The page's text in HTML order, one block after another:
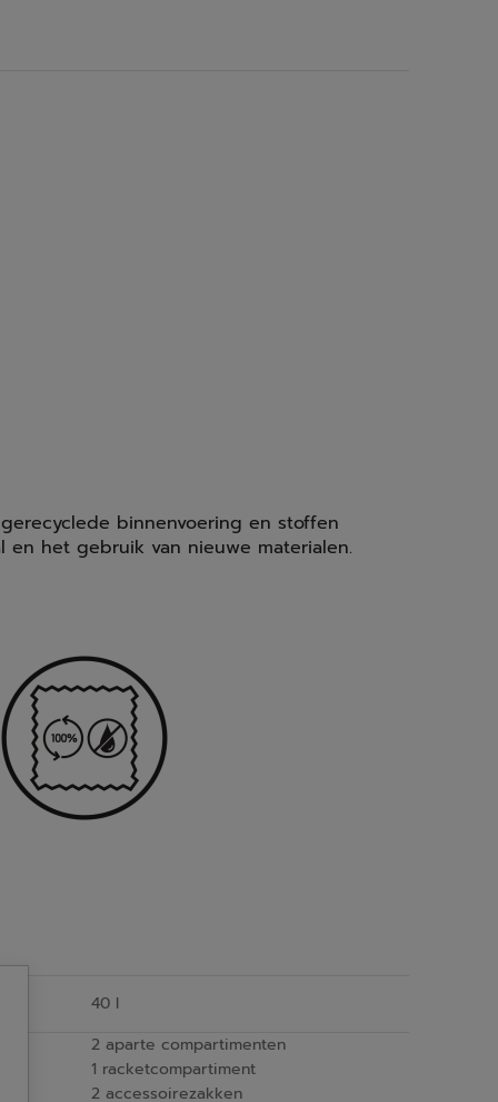
binnenvoering en stoffen
en het gebruik van nieuwe materialen.
40 l
2 aparte compartimenten
1 racketcompartiment
2 accessoirezakken